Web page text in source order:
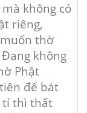
không có
riêng,
thờ
không
Phật
để bát
tí thì thất